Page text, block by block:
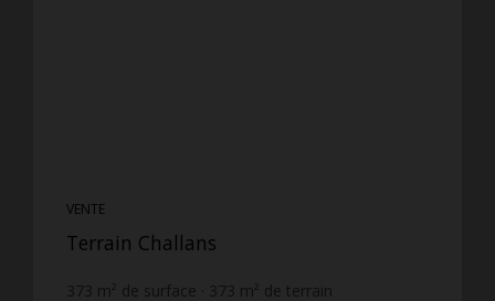
VENTE
Terrain Challans
373 m² de surface 373 m² de terrain